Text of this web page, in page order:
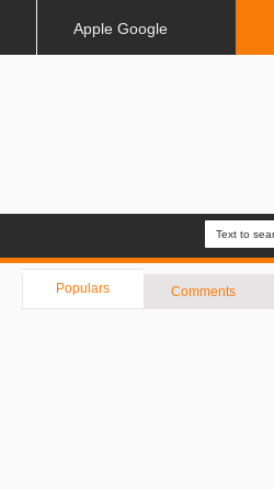
Populars Comments
Apple Google